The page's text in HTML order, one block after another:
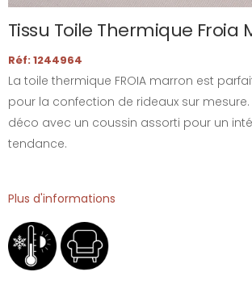
Tissu Toile Thermique Froia
Réf: 1244964
La toile thermique FROIA marron est
pour la confection de rideaux sur
déco avec un coussin assorti pour un
tendance.
Plus d'informations